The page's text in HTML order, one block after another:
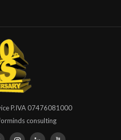
P.IVA 07476081000
consulting